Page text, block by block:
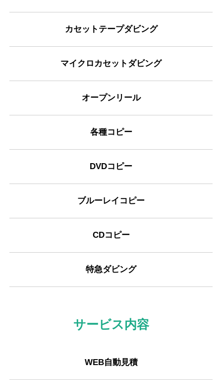
カセットテープダビング
マイクロカセットダビング
オープンリール
各種コピー
DVDコピー
ブルーレイコピー
CDコピー
特急ダビング
サービス内容
WEB自動見積